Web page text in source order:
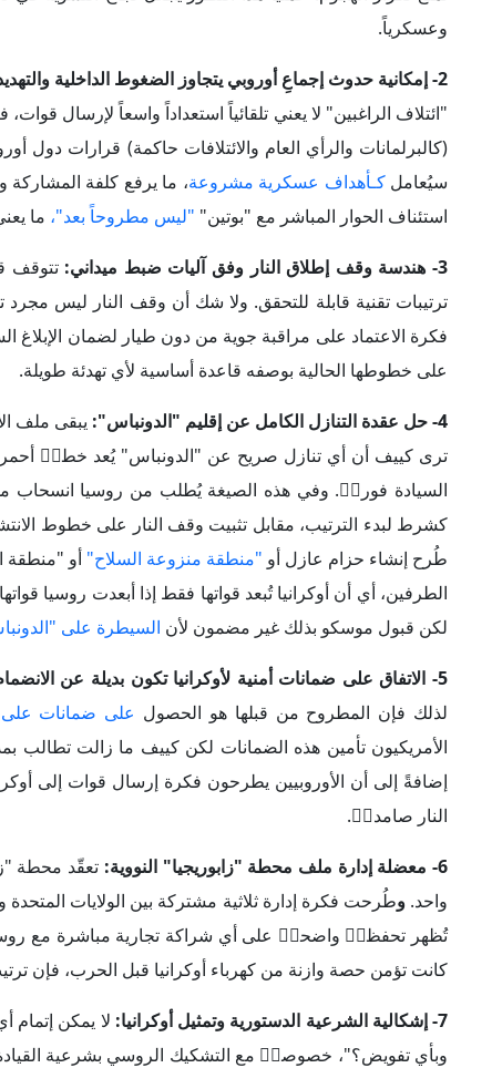
ترتيبات تقنية قابلة للتحقق. ولا شك أن وقف النار ليس مجرد
على خطوطها الحالية بوصفه قاعدة أساسية لأي تهدئة طويلة.
4- حل عقدة التنازل الكامل عن إقليم "الدونباس":
يبقى ملف
ترى كييف أن أي تنازل صريح عن "الدونباس" يُعد خطاࣧ
السيادة فوراࣧ. وفي هذه الصيغة يُطلب من روسيا انسحاب
طُرح إنشاء حزام عازل أو"منطقة منزوعة السلاح"أو "منطقة
الطرفين، أي أن أوكرانيا تُبعد قواتها فقط إذا أبعدت روسيا
لكن قبول موسكو بذلك غير مضمون لأن السيطرة على
لذلك فإن المطروح من قبلها هو الحصولعلى ضمانات على شاكلة
الأمريكيون تأمين هذه الضمانات لكن كييف ما زالت
إضافةً إلى أن الأوروبيين يطرحون فكرة إرسال قوات إلى
النار صامداࣧ.
6- معضلة إدارة ملف محطة "زابوريجيا" النووية:
تعقّد محطة
واحد.و طُرحت فكرة إدارة ثلاثية مشتركة بين الولايات المتحدة
كانت تؤمن حصة وازنة من كهرباء أوكرانيا قبل الحرب، فإن
7- إشكالية الشرعية الدستورية وتمثيل أوكرانيا:
وبأي تفويض؟"، خصوصاࣧ مع التشكيك الروسي بشرعية القيادة
الدستورية والأمنية
من (60) يوماࣧ حتى لا يُطعن في شرعيته أو يُنتج انقسامات
8- القدرة على الاستمرار في تمويل ودعم أوكرانيا:
بما أن
دفع الرواتب، ولا تشغيل مؤسسات الدولة، ولا الاستمرار في
يوجد خلاف في وجهات النظر حول ما إذا كان يجوز استخدام